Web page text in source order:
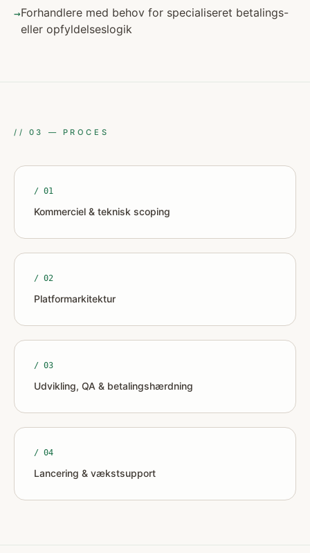
→Forhandlere med behov for specialiseret betalings-
eller opfyldelseslogik
// 03 — PROCES
/ 01
Kommerciel & teknisk scoping
/ 02
Platformarkitektur
/ 03
Udvikling, QA & betalingshærdning
/ 04
Lancering & vækstsupport